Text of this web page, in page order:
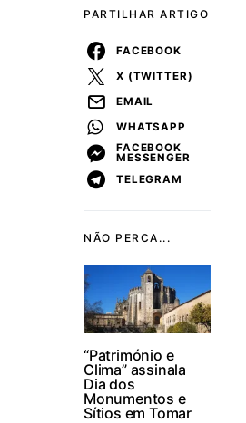
NÃO PERCA...
“Património e
Clima” assinala
Dia dos
Monumentos e
Sítios em Tomar
PARTILHAR ARTIGO
FACEBOOK
X (TWITTER)
EMAIL
WHATSAPP
FACEBOOK
MESSENGER
TELEGRAM